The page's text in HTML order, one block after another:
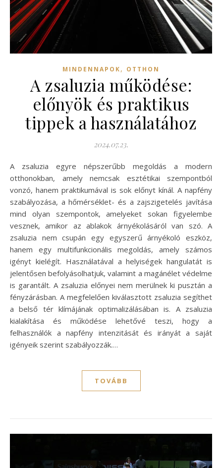
MINDENNAPOK, OTTHON
A zsaluzia működése:
előnyök és praktikus
tippek a használatához
2024.07.23.
A zsaluzia egyre népszerűbb megoldás a modern
otthonokban, amely nemcsak esztétikai szempontból
vonzó, hanem praktikumával is sok előnyt kínál. A napfény
szabályozása, a hőmérséklet- és a zajszigetelés javítása
mind olyan szempontok, amelyeket sokan figyelembe
vesznek, amikor az ablakok árnyékolásáról van szó. A
zsaluzia nem csupán egy egyszerű árnyékoló eszköz,
hanem egy multifunkcionális megoldás, amely számos
igényt kielégít. Használatával a helyiségek hangulatát is
jelentősen befolyásolhatjuk, valamint a magánélet védelme
is garantált. A zsaluzia előnyei nem merülnek ki pusztán a
fényzárásban. A megfelelően kiválasztott zsaluzia segíthet
a belső tér klímájának optimalizálásában is. A zsaluzia
kialakítása és működése lehetővé teszi, hogy a
felhasználók a napfény intenzitását és irányát a saját
igényeik szerint szabályozzák.…
TOVÁBB